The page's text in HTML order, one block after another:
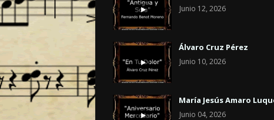
Junio 12, 2026
Álvaro Cruz Pérez
Junio 10, 2026
María Jesús Amaro
Junio 04, 2026